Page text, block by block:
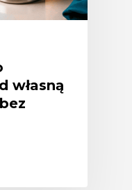
własną